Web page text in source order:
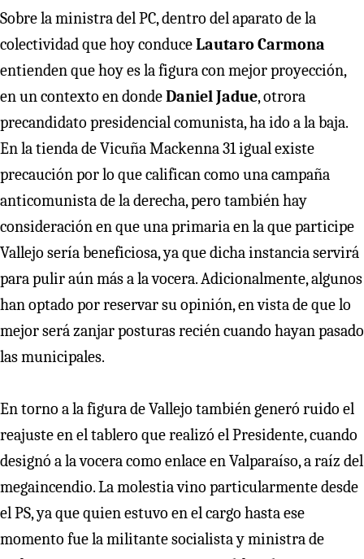
Sobre la ministra del PC, dentro del aparato de la
colectividad que hoy conduceLautaro Carmona
entienden que hoy es la figura con mejor proyección,
en un contexto en dondeDaniel Jadue, otrora
precandidato presidencial comunista, ha ido a la baja.
En la tienda de Vicuña Mackenna 31 igual existe
precaución por lo que califican como una campaña
anticomunista de la derecha, pero también hay
consideración en que una primaria en la que participe
Vallejo sería beneficiosa, ya que dicha instancia servirá
para pulir aún más a la vocera. Adicionalmente, algunos
han optado por reservar su opinión, en vista de que lo
mejor será zanjar posturas recién cuando hayan pasado
las municipales.
En torno a la figura de Vallejo también generó ruido el
reajuste en el tablero que realizó el Presidente, cuando
designó a la vocera como enlace en Valparaíso, a raíz del
megaincendio. La molestia vino particularmente desde
el PS, ya que quien estuvo en el cargo hasta ese
momento fue la militante socialista y ministra de